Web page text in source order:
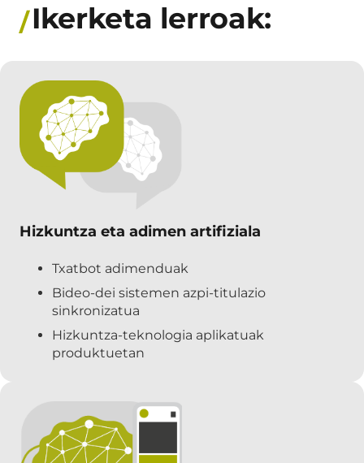
Ikerketa lerroak:
Hizkuntza eta adimen artifiziala
Txatbot adimenduak
Bideo-dei sistemen azpi-titulazio
sinkronizatua
Hizkuntza-teknologia aplikatuak
produktuetan